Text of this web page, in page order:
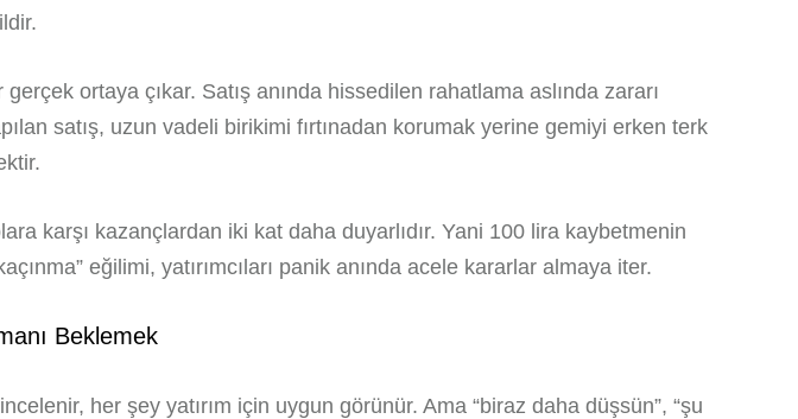
ortaya çıkar. Satış anında hissedilen rahatlama aslında zararı
satış, uzun vadeli birikimi fırtınadan korumak yerine gemiyi erken terk
karşı kazançlardan iki kat daha duyarlıdır. Yani 100 lira kaybetmenin
eğilimi, yatırımcıları panik anında acele kararlar almaya iter.
Beklemek
her şey yatırım için uygun görünür. Ama “biraz daha düşsün”, “şu